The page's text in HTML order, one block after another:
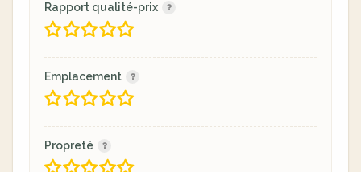
Rapport qualité-prix
Emplacement
Propreté